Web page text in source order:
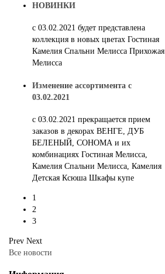
НОВИНКИ
с 03.02.2021 будет представлена
коллекция в новых цветах Гостиная
Камелия Спальни Мелисса Прихожая
Мелисса
Изменение ассортимента с
03.02.2021
c 03.02.2021 прекращается прием
заказов в декорах ВЕНГЕ, ДУБ
БЕЛЕНЫЙ, СОНОМА и их
комбинациях Гостиная Мелисса,
Камелия Спальни Мелисса, Камелия
Детская Ксюша Шкафы купе
1
2
3
Prev Next
Все новости